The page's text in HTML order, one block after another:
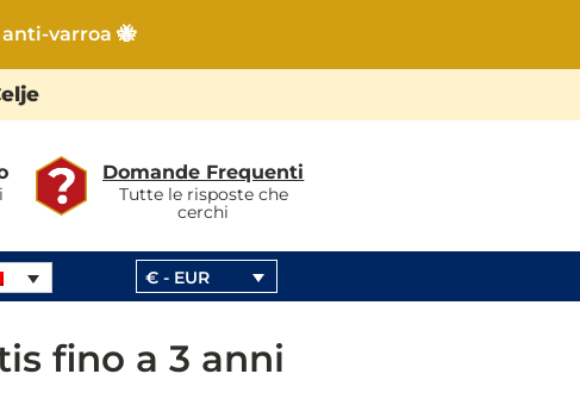
varroa 🐝
Domande Frequenti
Tutte le risposte che
cerchi
€ - EUR
fino a 3 anni